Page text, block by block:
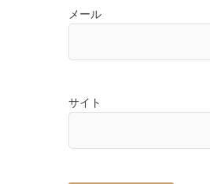
メール
サイト